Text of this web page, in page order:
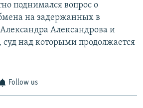
поднимался вопрос о
на задержанных в
Александрова и
суд над которыми продолжается
Follow us